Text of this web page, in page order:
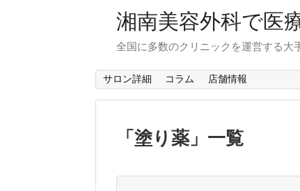
湘南美容外科で医
全国に多数のクリニックを運営する大
サロン詳細 コラム 店舗情報
「 塗り薬 」 一覧